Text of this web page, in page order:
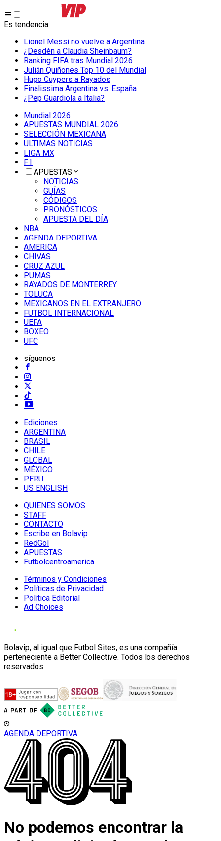
Es tendencia:
Lionel Messi no vuelve a Argentina
¿Desdén a Claudia Sheinbaum?
Ranking FIFA tras Mundial 2026
Julián Quiñones Top 10 del Mundial
Hugo Cuypers a Rayados
Finalissima Argentina vs. España
¿Pep Guardiola a Italia?
Mundial 2026
APUESTAS MUNDIAL 2026
SELECCIÓN MEXICANA
ULTIMAS NOTICIAS
LIGA MX
F1
APUESTAS
NOTICIAS
GUÍAS
CÓDIGOS
PRONÓSTICOS
APUESTA DEL DÍA
NBA
AGENDA DEPORTIVA
AMERICA
CHIVAS
CRUZ AZUL
PUMAS
RAYADOS DE MONTERREY
TOLUCA
MEXICANOS EN EL EXTRANJERO
FUTBOL INTERNACIONAL
UEFA
BOXEO
UFC
síguenos
Ediciones
ARGENTINA
BRASIL
CHILE
GLOBAL
MÉXICO
PERU
US ENGLISH
QUIENES SOMOS
STAFF
CONTACTO
Escribe en Bolavip
RedGol
APUESTAS
Futbolcentroamerica
Términos y Condiciones
Políticas de Privacidad
Política Editorial
Ad Choices
Bolavip, al igual que Futbol Sites, es una compañía
perteneciente a Better Collective. Todos los derechos
reservados
AGENDA DEPORTIVA
No podemos encontrar la